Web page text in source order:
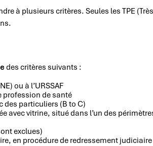
à plusieurs critères. Seules les TPE
des critères suivants :
ou à l’URSSAF
profession de santé
des particuliers (B to C)
avec vitrine, situé dans l’un des
exclues)
en procédure de redressement